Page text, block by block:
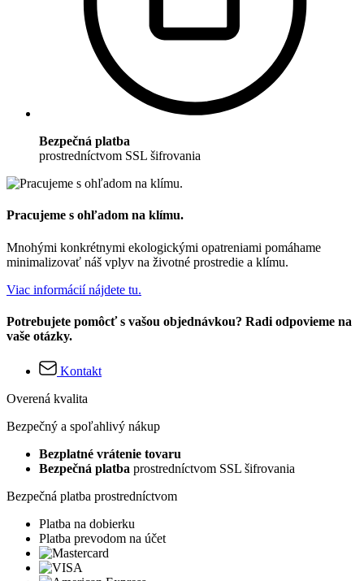
Bezpečná platba
prostredníctvom SSL šifrovania
Pracujeme s ohľadom na klímu.
Mnohými konkrétnymi ekologickými opatreniami pomáhame
minimalizovať náš vplyv na životné prostredie a klímu.
Viac informácií nájdete tu.
Potrebujete pomôcť s vašou objednávkou? Radi odpovieme na
vaše otázky.
Kontakt
Overená kvalita
Bezpečný a spoľahlivý nákup
Bezplatné vrátenie tovaru
Bezpečná platba prostredníctvom SSL šifrovania
Bezpečná platba prostredníctvom
Platba na dobierku
Platba prevodom na účet